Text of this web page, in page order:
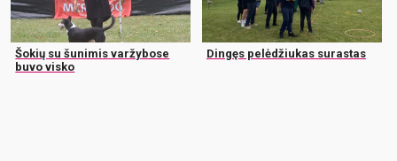
Šokių su šunimis varžybose
buvo visko
Dingęs pelėdžiukas surastas